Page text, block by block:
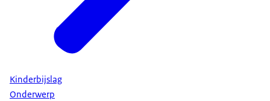
Kinderbijslag
Onderwerp